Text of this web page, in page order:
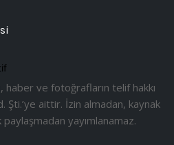
haber ve fotoğrafların telif hakkı
Şti.’ye aittir. İzin almadan, kaynak
yayımlanamaz.